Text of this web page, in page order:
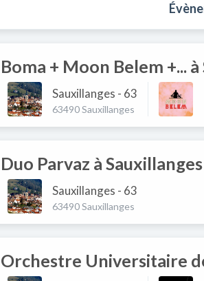
Boma + Moon Belem +...
Sauxillanges - 63
63490 Sauxillanges
Duo Parvaz à
Sauxillanges - 63
63490 Sauxillanges
Orchestre Universitaire